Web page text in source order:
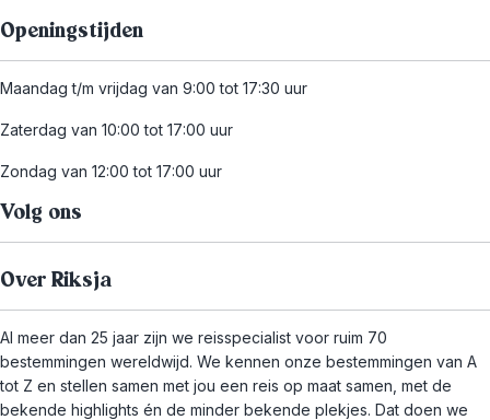
Openingstijden
Maandag t/m vrijdag van 9:00 tot 17:30 uur
Zaterdag van 10:00 tot 17:00 uur
Zondag van 12:00 tot 17:00 uur
Volg ons
Over Riksja
Al meer dan 25 jaar zijn we reisspecialist voor ruim 70
bestemmingen wereldwijd. We kennen onze bestemmingen van A
tot Z en stellen samen met jou een reis op maat samen, met de
bekende highlights én de minder bekende plekjes. Dat doen we